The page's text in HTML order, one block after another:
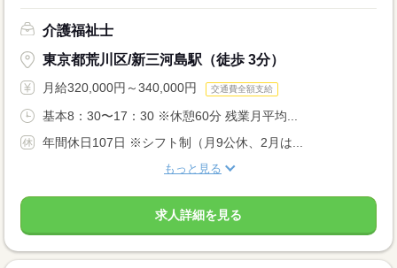
介護福祉士
東京都荒川区/新三河島駅（徒歩 3分）
月給320,000円～340,000円 交通費全額支給
基本8：30〜17：30 ※休憩60分 残業月平均...
年間休日107日 ※シフト制（月9公休、2月は...
もっと見る
求人詳細を見る